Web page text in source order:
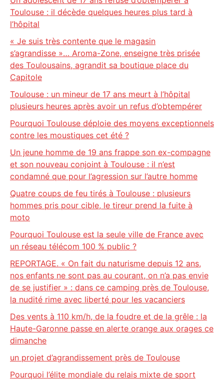
Toulouse : il décède quelques heures plus tard à
l’hôpital
« Je suis très contente que le magasin
s’agrandisse »… Aroma-Zone, enseigne très prisée
des Toulousains, agrandit sa boutique place du
Capitole
Toulouse : un mineur de 17 ans meurt à l’hôpital
plusieurs heures après avoir un refus d’obtempérer
Pourquoi Toulouse déploie des moyens exceptionnels
contre les moustiques cet été ?
Un jeune homme de 19 ans frappe son ex-compagne
et son nouveau conjoint à Toulouse : il n’est
condamné que pour l’agression sur l’autre homme
Quatre coups de feu tirés à Toulouse : plusieurs
hommes pris pour cible, le tireur prend la fuite à
moto
Pourquoi Toulouse est la seule ville de France avec
un réseau télécom 100 % public ?
REPORTAGE. « On fait du naturisme depuis 12 ans,
nos enfants ne sont pas au courant, on n’a pas envie
de se justifier » : dans ce camping près de Toulouse,
la nudité rime avec liberté pour les vacanciers
Des vents à 110 km/h, de la foudre et de la grêle : la
Haute-Garonne passe en alerte orange aux orages ce
dimanche
un projet d’agrandissement près de Toulouse
Pourquoi l’élite mondiale du relais mixte de sport